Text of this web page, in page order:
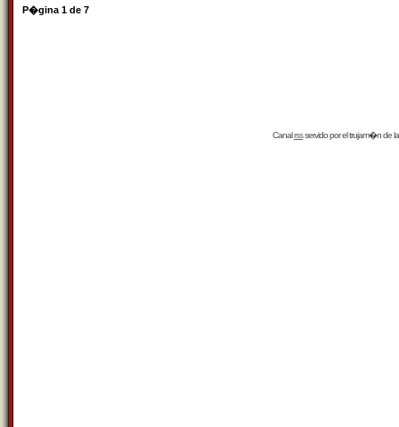
P�gina 1 de 7
Canalrssservido por eltrujam�nde